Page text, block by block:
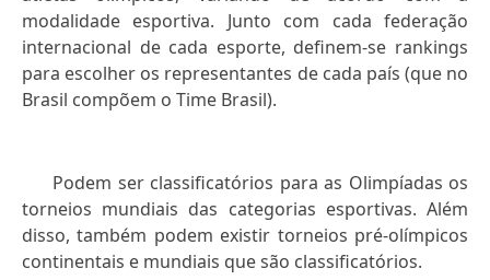
modalidade esportiva. Junto com cada federação
internacional de cada esporte, definem-se rankings
para escolher os representantes de cada país (que no
Brasil compõem o Time Brasil).
Podem ser classificatórios para as Olimpíadas os
torneios mundiais das categorias esportivas. Além
disso, também podem existir torneios pré-olímpicos
continentais e mundiais que são classificatórios.